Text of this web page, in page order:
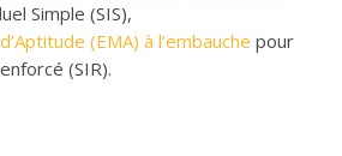
Simple (SIS),
(EMA) à l’embauche pour
(SIR).